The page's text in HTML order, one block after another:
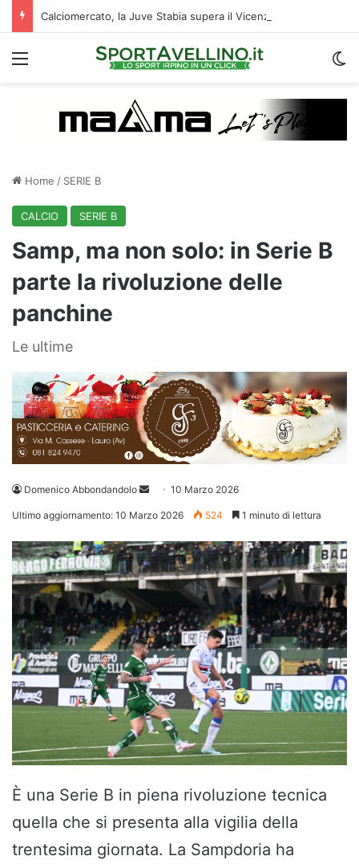
Menu
Home / SERIE B
CALCIO SERIE B
Samp, ma non solo: in Serie B
parte la rivoluzione delle
panchine
Le ultime
Domenico Abbondandolo
Invia 10 Marzo 2026
Ultimo aggiornamento: 10 Marzo 2026 524 1 minuto di lettura
È una Serie B in piena rivoluzione tecnica
quella che si presenta alla vigilia della
trentesima giornata. La Sampdoria ha